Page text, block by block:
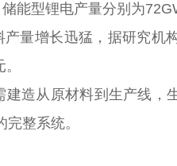
能型锂电产量分别为
量增长迅猛，据研究机
从原材料到生产线，
整系统。